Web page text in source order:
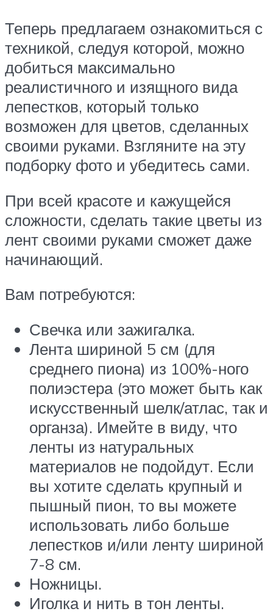
Теперь предлагаем ознакомиться с
техникой, следуя которой, можно
добиться максимально
реалистичного и изящного вида
лепестков, который только
возможен для цветов, сделанных
своими руками. Взгляните на эту
подборку фото и убедитесь сами.
При всей красоте и кажущейся
сложности, сделать такие цветы из
лент своими руками сможет даже
начинающий.
Вам потребуются:
Свечка или зажигалка.
Лента шириной 5 см (для
среднего пиона) из 100%-ного
полиэстера (это может быть как
искусственный шелк/атлас, так и
органза). Имейте в виду, что
ленты из натуральных
материалов не подойдут. Если
вы хотите сделать крупный и
пышный пион, то вы можете
использовать либо больше
лепестков и/или ленту шириной
7-8 см.
Ножницы.
Иголка и нить в тон ленты.